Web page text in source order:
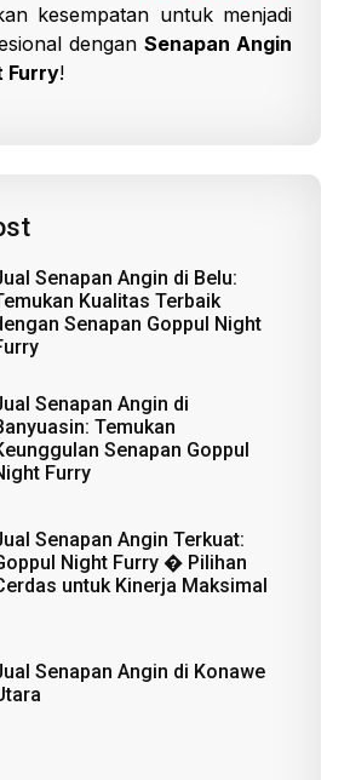
kesempatan untuk menjadi
dengan Senapan Angin
Furry!
Senapan Angin di Belu:
Kualitas Terbaik
Senapan Goppul Night
Senapan Angin di
Temukan
Senapan Goppul
Furry
Senapan Angin Terkuat:
Night Furry � Pilihan
untuk Kinerja Maksimal
Senapan Angin di Konawe